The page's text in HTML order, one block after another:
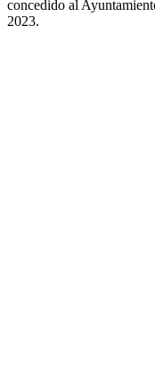
concedido al
2023.